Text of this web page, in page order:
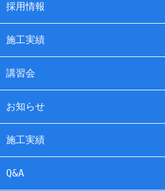
採用情報
施工実績
講習会
お知らせ
施工実績
Q&A